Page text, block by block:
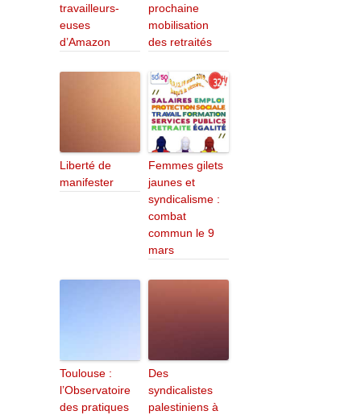
travailleurs-
euses
d’Amazon
prochaine
mobilisation
des retraités
Liberté de
manifester
Femmes gilets
jaunes et
syndicalisme :
combat
commun le 9
mars
Toulouse :
l’Observatoire
des pratiques
Des
syndicalistes
palestiniens à